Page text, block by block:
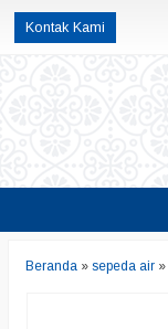
Kontak Kami
Beranda » sepeda air »